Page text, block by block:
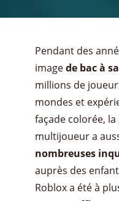
Pendant des
imagede bac à
millions de
mondes et
façade colorée,
multijoueur a
nombreuses
auprès des
Roblox a été à